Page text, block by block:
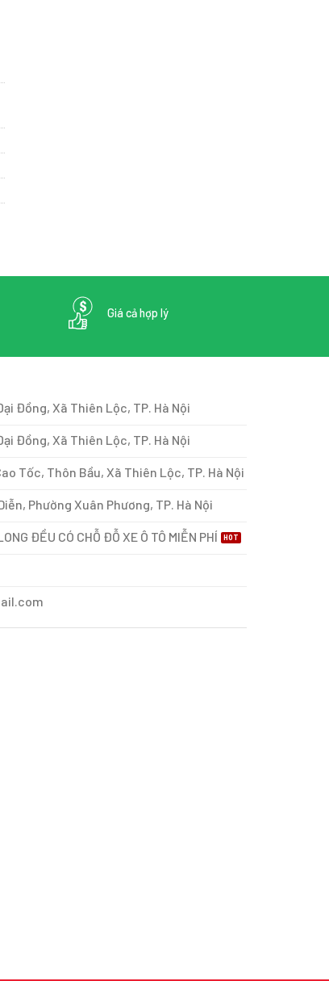
Giá cả hợp lý
Đồng, Xã Thiên Lộc, TP. Hà Nội
Đồng, Xã Thiên Lộc, TP. Hà Nội
Tốc, Thôn Bầu, Xã Thiên Lộc, TP. Hà Nội
Phường Xuân Phương, TP. Hà Nội
ĐỀU CÓ CHỖ ĐỖ XE Ô TÔ MIỄN PHÍ